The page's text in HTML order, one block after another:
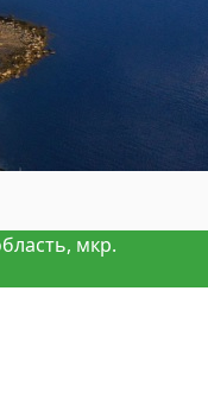
мкр.